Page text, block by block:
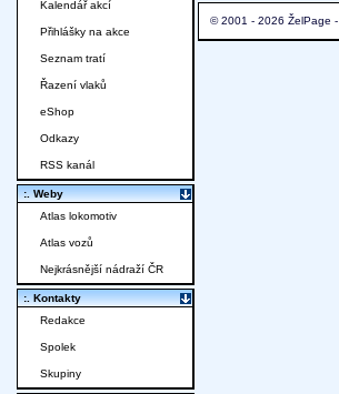
© 2001 - 2026 ŽelPage -
Kalendář akcí
Přihlášky na akce
Seznam tratí
Řazení vlaků
eShop
Odkazy
RSS kanál
:. Weby
Atlas lokomotiv
Atlas vozů
Nejkrásnější nádraží ČR
:. Kontakty
Redakce
Spolek
Skupiny